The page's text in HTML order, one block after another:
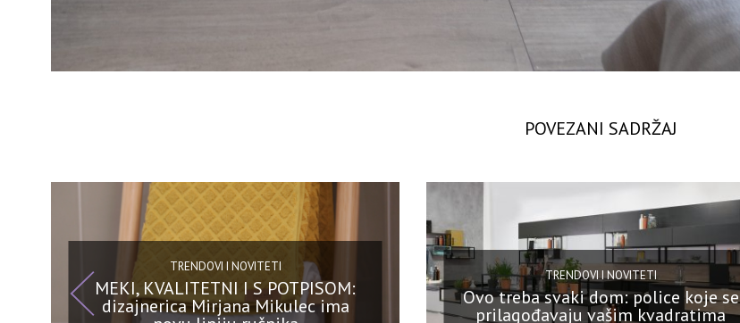
POVEZANI SADRŽAJ
TRENDOVI I NOVITETI
MEKI, KVALITETNI I S POTPISOM:
dizajnerica Mirjana Mikulec ima
TRENDOVI I NOVITETI
Ovo treba svaki dom: police koje se
prilagođavaju vašim kvadratima